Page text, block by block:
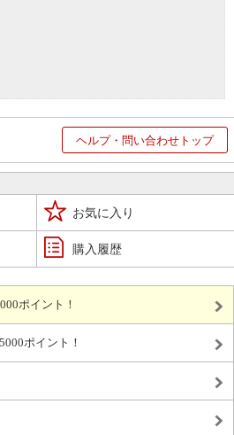
ヘルプ・問い合わせトップ
お気に入り
購入履歴
ポイント！
ポイント！